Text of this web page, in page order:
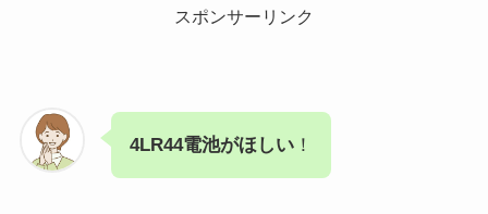
スポンサーリンク
4LR44電池がほしい！